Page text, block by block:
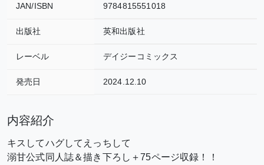
JAN/ISBN 9784815551018
出版社 英和出版社
レーベル デイジーコミックス
発売日 2024.12.10
内容紹介
キスしてハグしてえっちして
溺甘公式同人誌＆描き下ろし＋75ページ収録！！